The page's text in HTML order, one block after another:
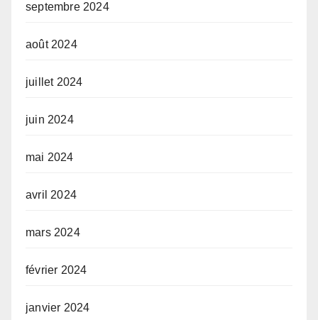
septembre 2024
août 2024
juillet 2024
juin 2024
mai 2024
avril 2024
mars 2024
février 2024
janvier 2024